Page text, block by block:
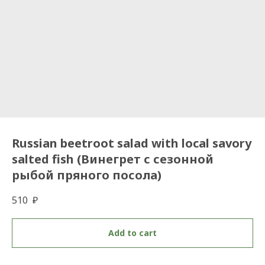
Russian beetroot salad with local savory
salted fish (Винегрет с сезонной
рыбой пряного посола)
510 ₽
Add to cart